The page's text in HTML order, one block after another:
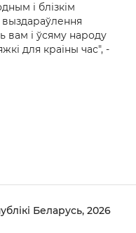
і блізкім
выздараўлення
вам і ўсяму народу
для краіны час", -
Беларусь, 2026